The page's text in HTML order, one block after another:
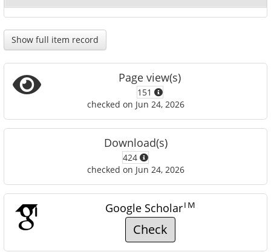
Show full item record
Page view(s)
151
checked on Jun 24, 2026
Download(s)
424
checked on Jun 24, 2026
Google ScholarTM
Check